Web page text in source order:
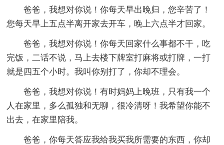
爸爸，我想对你说！你每天早出晚归，您辛苦了！
您每天早上五点半离开家去开车，晚上六点半才回家。
爸爸，我想对你说！你每天回家什么事都不干，吃
完饭，二话不说，马上去楼下牌室打麻将或打牌，一打
就是四五个小时。我叫你别打了，你却不理会。
爸爸，我想对你说！有时妈妈上晚班，只有我一个
人在家里，多么孤独和无聊，很冷清呀！我希望你能不
出去，在家里陪我。
爸爸，你每天答应我给我买我所需要的东西，你却